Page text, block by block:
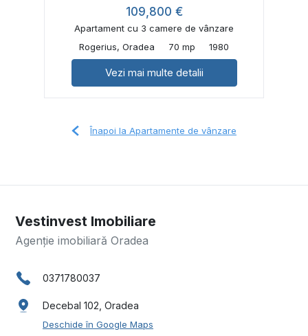
109,800 €
Apartament cu 3 camere de vânzare
Rogerius, Oradea
70 mp 1980
Vezi mai multe detalii
Înapoi la Apartamente de vânzare
Vestinvest Imobiliare
Agenție imobiliară Oradea
0371780037
Decebal 102, Oradea
Deschide în Google Maps